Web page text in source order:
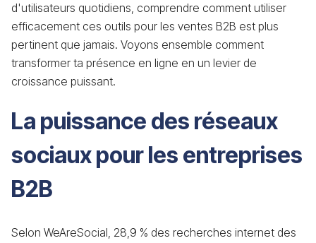
d'utilisateurs quotidiens, comprendre comment utiliser
efficacement ces outils pour les ventes B2B est plus
pertinent que jamais. Voyons ensemble comment
transformer ta présence en ligne en un levier de
croissance puissant.
La puissance des réseaux
sociaux pour les entreprises
B2B
Selon WeAreSocial, 28,9 % des recherches internet des